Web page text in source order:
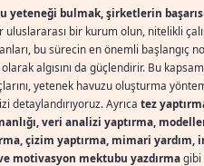
yeteneği bulmak, şirketlerin
bir kurum olun, nitelikli
bu sürecin en önemli başlangıç
algısını da güçlendirir. Bu
yetenek havuzu oluşturma
detaylandırıyoruz. Ayrıca tez
veri analizi yaptırma,
çizim yaptırma, mimari
motivasyon mektubu yazdırmagibi